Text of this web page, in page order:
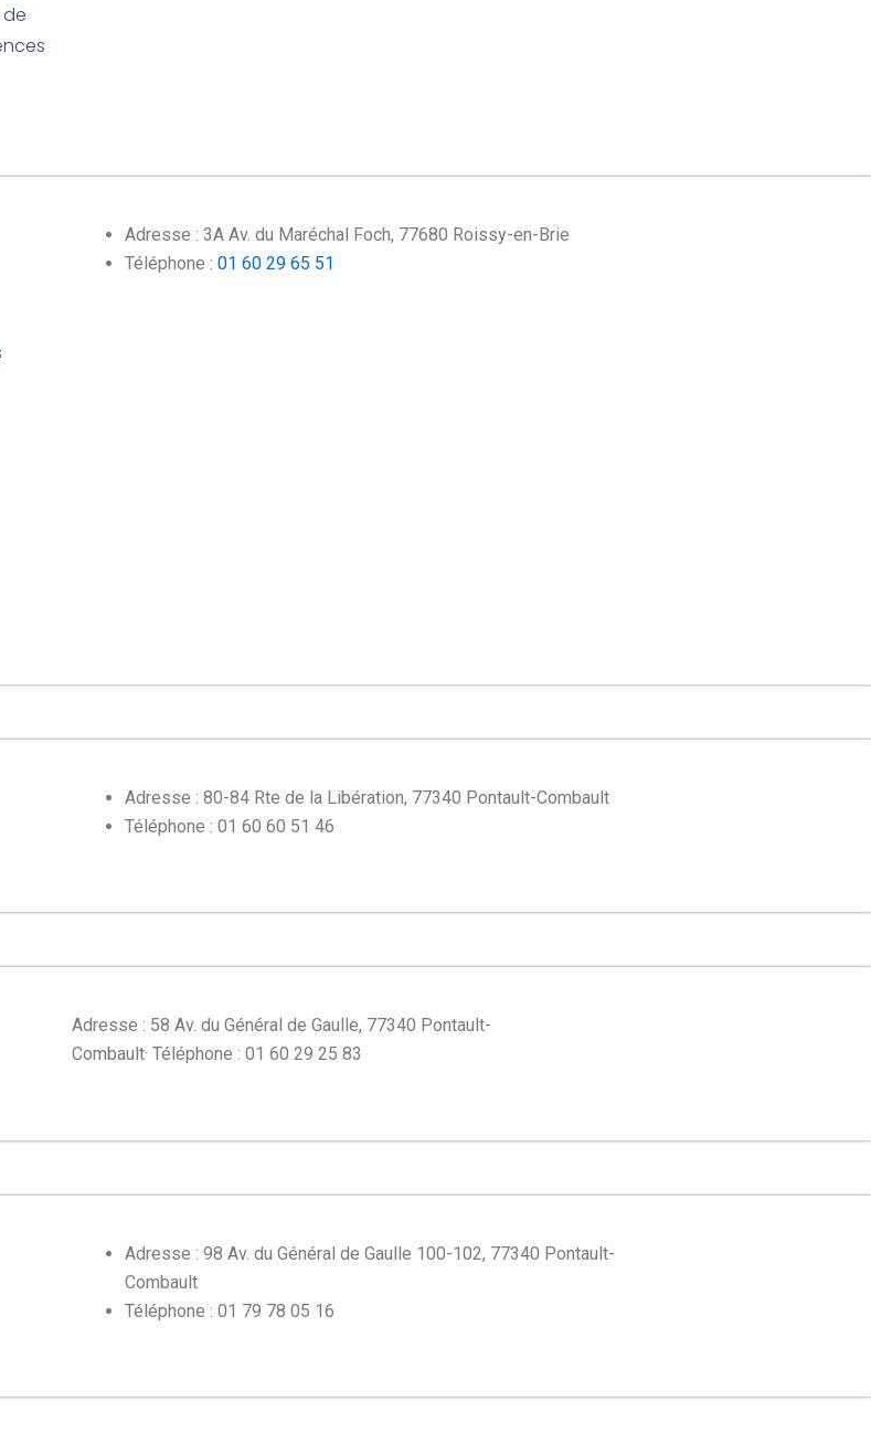
Adresse : 3A Av. du Maréchal Foch, 77680 Roissy-en-Brie
Téléphone : 01 60 29 65 51
Adresse : 80-84 Rte de la Libération, 77340 Pontault-Combault
Téléphone : 01 60 60 51 46
Adresse : 58 Av. du Général de Gaulle, 77340 Pontault-
Combault· Téléphone : 01 60 29 25 83
Adresse : 98 Av. du Général de Gaulle 100-102, 77340 Pontault-
Combault
Téléphone : 01 79 78 05 16